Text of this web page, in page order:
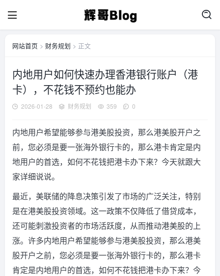
网站首页 > 财务规划 > 正文
内地用户如何快速办理香港银行账户（港
卡），不花钱不预约也能办
2026-01-28 财务规划 359 0
内地用户希望能够参与港美股投资，那么港美股开户之
前，您必须是要一张海外银行卡的，那么港卡肯定是内
地用户的首选，如何不花钱把港卡办下来？今天就跟大
家详细说说。
最近，美联储的降息决策引发了市场的广泛关注，特别
是在港美股投资领域。这一政策不仅降低了借贷成本，
还可能刺激投资者的市场活跃度，从而推动港美股的上
涨。许多内地用户希望能够参与港美股投资，那么港美
股开户之前，您必须是要一张海外银行卡的，那么港卡
肯定是内地用户的首选，如何不花钱把港卡办下来？今